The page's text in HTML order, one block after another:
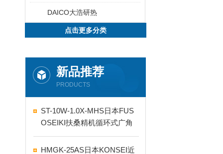
DAICO大浩研热
点击更多分类
新品推荐
PRODUCTS
ST-10W-1.0X-MHS日本FUS
OSEIKI扶桑精机循环式广角
自动喷嘴
HMGK-25AS日本KONSEI近